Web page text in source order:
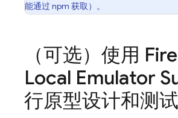
能通过 npm 获取）。
（可选）使用
Local Emulator
行原型设计和测试